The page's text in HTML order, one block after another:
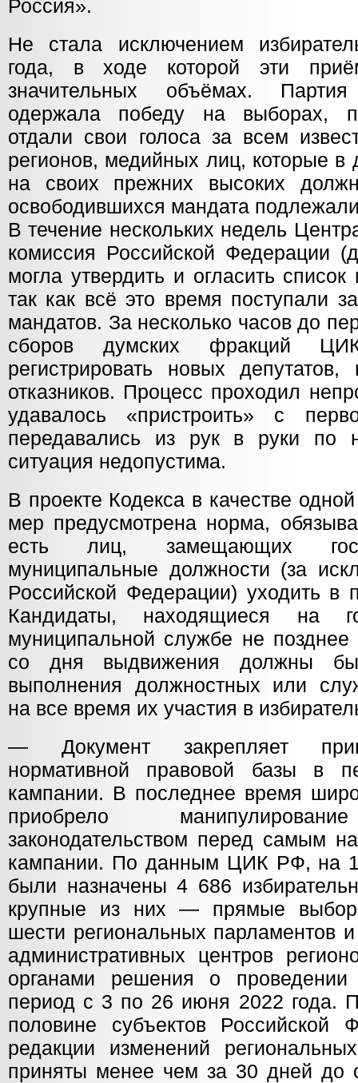
Россия».
Не стала исключением
года, в ходе которой эти
значительных объёмах.
одержала победу на выборах,
отдали свои голоса за всем
регионов, медийных лиц, которые в
на своих прежних высоких
освободившихся мандата
В течение нескольких недель
комиссия Российской
могла утвердить и огласить
так как всё это время поступали
мандатов. За несколько часов до
сборов думских фракций
регистрировать новых
отказников. Процесс проходил
удавалось «пристроить» с
передавались из рук в руки по
ситуация недопустима.
В проекте Кодекса в качестве
мер предусмотрена норма,
есть лиц, замещающих
муниципальные должности (за
Российской Федерации) уходить в
Кандидаты, находящиеся на
муниципальной службе не
со дня выдвижения должны
выполнения должностных или
на все время их участия в
— Документ закрепляет
нормативной правовой базы в
кампании. В последнее время
приобрело
законодательством перед самым
кампании. По данным ЦИК РФ, на
были назначены 4 686
крупные из них — прямые
шести региональных парламентов и
административных центров
органами решения о
период с 3 по 26 июня 2022 года.
половине субъектов Российской
редакции изменений
приняты менее чем за 30 дней до